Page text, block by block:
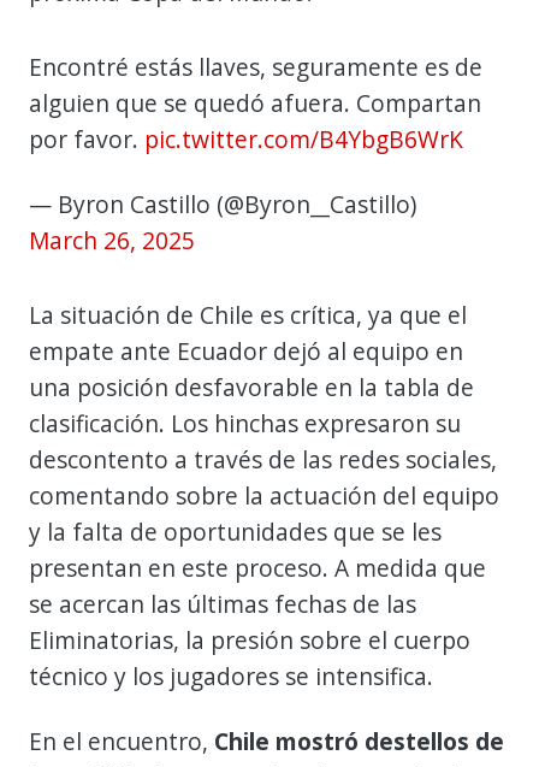
Encontré estás llaves, seguramente es de
alguien que se quedó afuera. Compartan
por favor. pic.twitter.com/B4YbgB6WrK
— Byron Castillo (@Byron__Castillo)
March 26, 2025
La situación de Chile es crítica, ya que el
empate ante Ecuador dejó al equipo en
una posición desfavorable en la tabla de
clasificación. Los hinchas expresaron su
descontento a través de las redes sociales,
comentando sobre la actuación del equipo
y la falta de oportunidades que se les
presentan en este proceso. A medida que
se acercan las últimas fechas de las
Eliminatorias, la presión sobre el cuerpo
técnico y los jugadores se intensifica.
En el encuentro, Chile mostró destellos de